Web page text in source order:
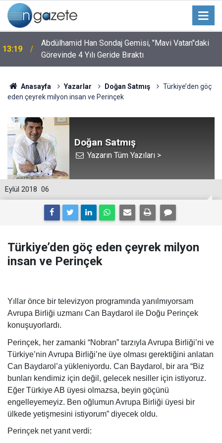
13:19
Abdülhamid Han Sondaj Gemisi, "Mavi Vatan"daki
Görevinde 4 Yılı Geride Bıraktı
Anasayfa Yazarlar Doğan Satmış
Türkiye’den göç
eden çeyrek milyon insan ve Perinçek
Doğan Satmış
Yazarın Tüm Yazıları >
06
Eylül 2018
Türkiye’den göç eden çeyrek milyon
insan ve Perinçek
Yıllar önce bir televizyon programında yanılmıyorsam
Avrupa Birliği uzmanı Can Baydarol ile Doğu Perinçek
konuşuyorlardı.
Perinçek, her zamanki “Nobran” tarzıyla Avrupa Birliği’ni ve
Türkiye’nin Avrupa Birliği’ne üye olması gerektiğini anlatan
Can Baydarol’a yükleniyordu. Can Baydarol, bir ara “Biz
bunları kendimiz için değil, gelecek nesiller için istiyoruz.
Eğer Türkiye AB üyesi olmazsa, beyin göçünü
engelleyemeyiz. Ben oğlumun Avrupa Birliği üyesi bir
ülkede yetişmesini istiyorum” diyecek oldu.
Perinçek net yanıt verdi: